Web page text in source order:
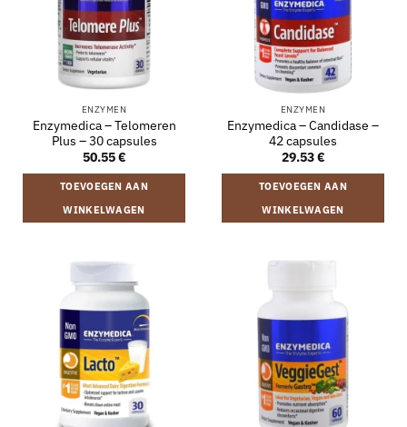
ENZYMEN
Enzymedica – Telomeren
Plus – 30 capsules
50.55€
TOEVOEGEN AAN
WINKELWAGEN
ENZYMEN
Enzymedica – Candidase –
42 capsules
29.53€
TOEVOEGEN AAN
WINKELWAGEN